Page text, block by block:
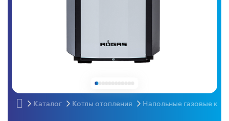
Каталог Котлы отопления Напольные газовые